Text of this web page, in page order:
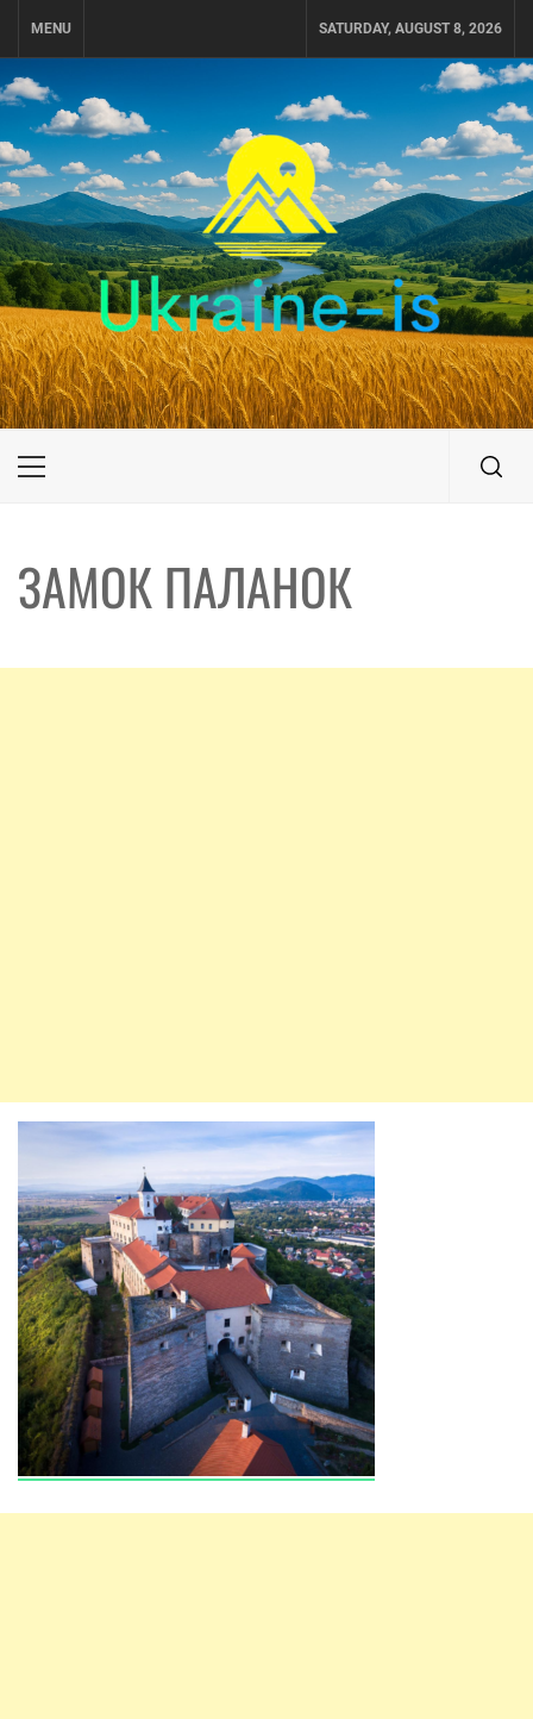
MENU SATURDAY, AUGUST 8, 2026
UKRAINE-IS
ПУТЕШЕСТВИЕ ПО УКРАИНЕ
Primary
ЗАМОК ПАЛАНОК